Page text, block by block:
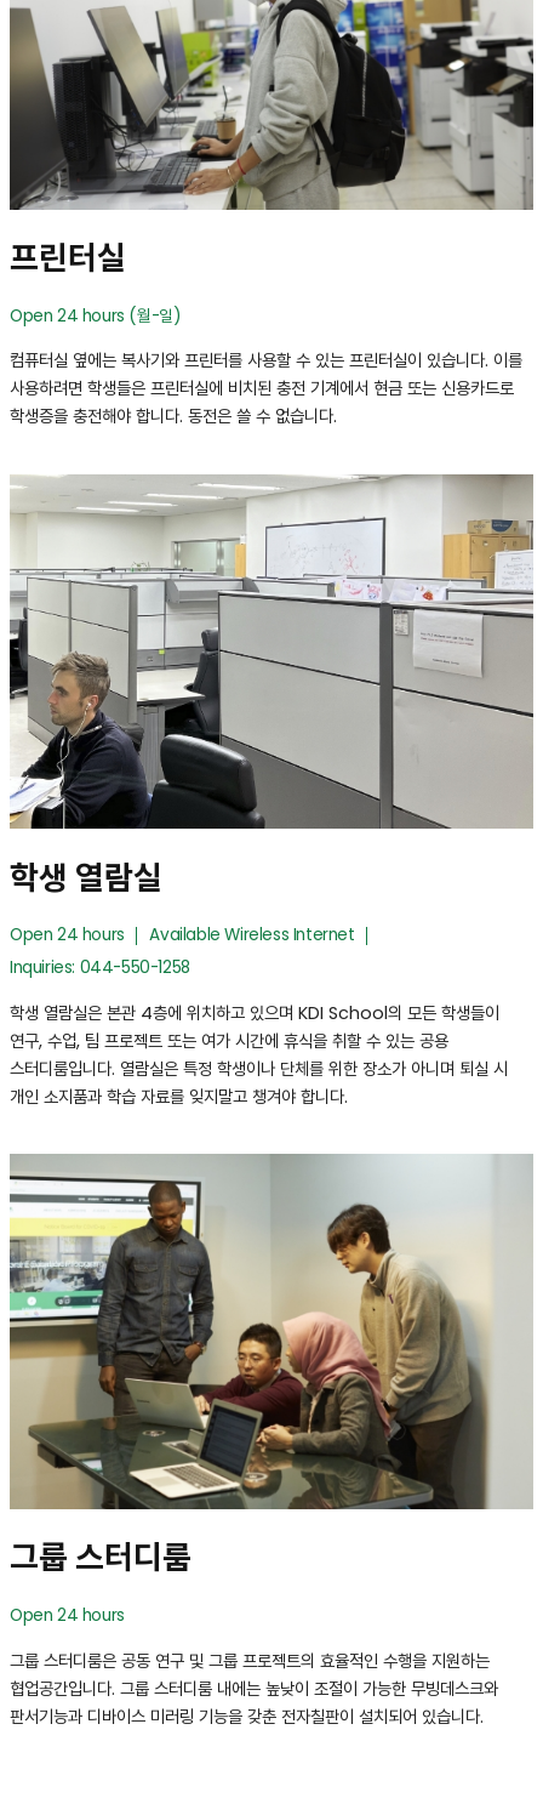
프린터실
Open 24 hours (월-일)
컴퓨터실 옆에는 복사기와 프린터를 사용할 수 있는 프린터실이 있습니다. 이를
사용하려면 학생들은 프린터실에 비치된 충전 기계에서 현금 또는 신용카드로
학생증을 충전해야 합니다. 동전은 쓸 수 없습니다.
학생 열람실
Open 24 hours
Available Wireless Internet
Inquiries: 044-550-1258
학생 열람실은 본관 4층에 위치하고 있으며 KDI School의 모든 학생들이
연구, 수업, 팀 프로젝트 또는 여가 시간에 휴식을 취할 수 있는 공용
스터디룸입니다. 열람실은 특정 ​​학생이나 단체를 위한 장소가 아니며 퇴실 시
개인 소지품과 학습 자료를 잊지말고 챙겨야 합니다.
그룹 스터디룸
Open 24 hours
그룹 스터디룸은 공동 연구 및 그룹 프로젝트의 효율적인 수행을 지원하는
협업공간입니다. 그룹 스터디룸 내에는 높낮이 조절이 가능한 무빙데스크와
판서기능과 디바이스 미러링 기능을 갖춘 전자칠판이 설치되어 있습니다.